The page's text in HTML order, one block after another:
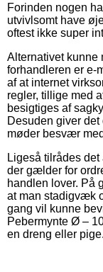
Forinden nogen
utvivlsomt have
oftest ikke super
Alternativet kunne
forhandleren er e-
af at internet
regler, tillige med
besigtiges af
Desuden giver
møder besvær
Ligeså tilrådes
der gælder for
handlen lover. På
at man stadigvæk
gang vil kunne
Pebermynte Ø –
en dreng eller pige.